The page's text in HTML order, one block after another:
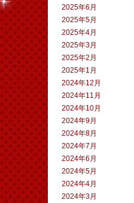
2025年6月
2025年5月
2025年4月
2025年3月
2025年2月
2025年1月
2024年12月
2024年11月
2024年10月
2024年9月
2024年8月
2024年7月
2024年6月
2024年5月
2024年4月
2024年3月